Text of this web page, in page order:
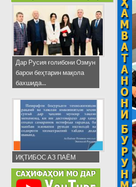
Дар Русия ғолибони Озмун
барои беҳтарин мақола
бахшида...
ИҚТИБОС АЗ ПАЁМ